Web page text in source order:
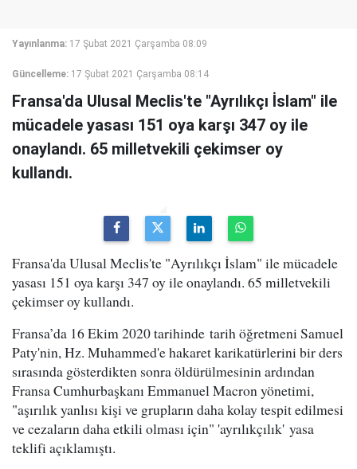
Yayınlanma: 17 Şubat 2021 Çarşamba 08:09
Güncelleme: 17 Şubat 2021 Çarşamba 08:14
Fransa'da Ulusal Meclis'te "Ayrılıkçı İslam" ile
mücadele yasası 151 oya karşı 347 oy ile
onaylandı. 65 milletvekili çekimser oy
kullandı.
Fransa'da Ulusal Meclis'te "Ayrılıkçı İslam" ile mücadele
yasası 151 oya karşı 347 oy ile onaylandı. 65 milletvekili
çekimser oy kullandı.
Fransa’da 16 Ekim 2020 tarihinde tarih öğretmeni Samuel
Paty'nin, Hz. Muhammed'e hakaret karikatürlerini bir ders
sırasında gösterdikten sonra öldürülmesinin ardından
Fransa Cumhurbaşkanı Emmanuel Macron yönetimi,
"aşırılık yanlısı kişi ve grupların daha kolay tespit edilmesi
ve cezaların daha etkili olması için" 'ayrılıkçılık' yasa
teklifi açıklamıştı.